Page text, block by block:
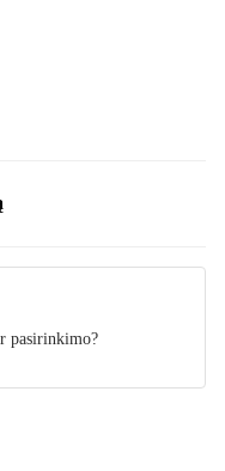
pasirinkimo?